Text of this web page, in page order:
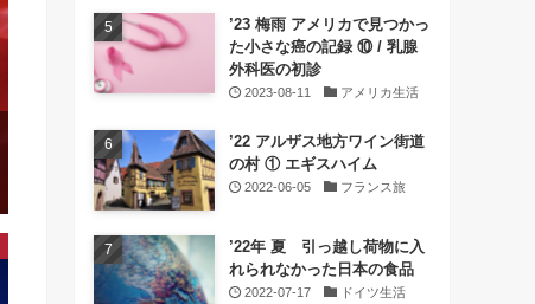
’23 梅雨 アメリカで見つかっ
た小さな癌の記録 ⑩ / 乳腺
外科医の初診
2023-08-11 アメリカ生活
’22 アルザス地方ワイン街道
の村 ① エギスハイム
2022-06-05 フランス旅
’22年 夏 引っ越し荷物に入
れられなかった日本の食品
2022-07-17 ドイツ生活